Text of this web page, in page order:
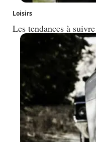
Loisirs
Les tendances à